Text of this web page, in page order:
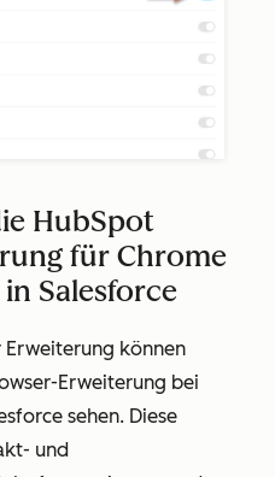
HubSpot
für Chrome
Salesforce
können
Erweiterung bei
sehen. Diese
und